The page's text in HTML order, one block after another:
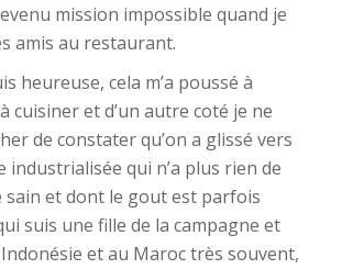
mission impossible quand je
amis au restaurant.
heureuse, cela m’a poussé à
cuisiner et d’un autre coté je ne
de constater qu’on a glissé vers
qui n’a plus rien de
sain et dont le gout est parfois
suis une fille de la campagne et
et au Maroc très souvent,